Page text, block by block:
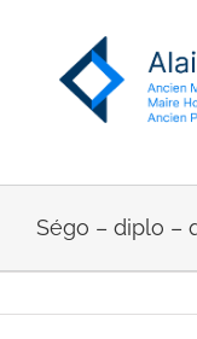
Ségo – diplo –